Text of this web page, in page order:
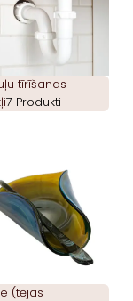
tīrīšanas
7 Produkti
(tējas